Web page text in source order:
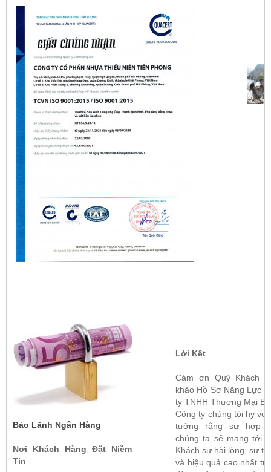
Bảo Lãnh Ngân Hàng
Nơi Khách Hàng Đặt Niềm
Tin
Lời Kết
Cảm ơn Quý Khách
khảo Hồ Sơ Năng Lực
ty TNHH Thương Mại
Công ty chúng tôi hy
tưởng rằng sự hợp
chúng ta sẽ mang tới
Khách sự hài lòng, sự
và hiệu quả cao nhất